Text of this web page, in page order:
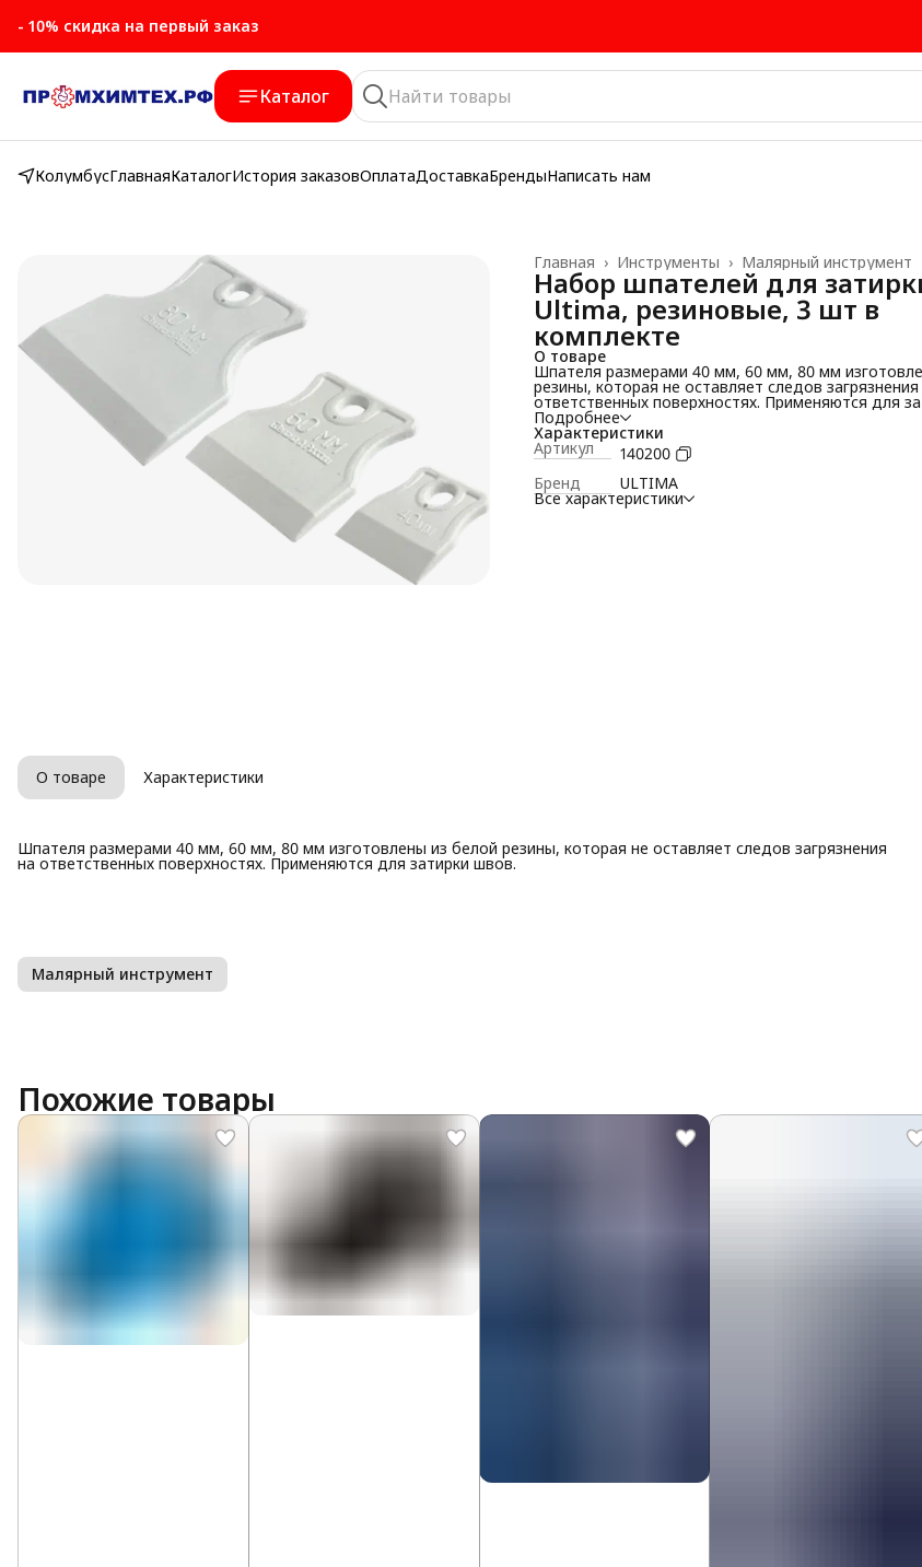
- 10% скидка на первый заказ
Каталог
КолумбусГлавнаяКаталогИстория заказовОплатаДоставкаБрендыНаписать нам
Малярный инструмент
Инструменты ›
Главная ›
Набор шпателей для
Ultima, резиновые, 3 шт в
комплекте
О товаре
Шпателя размерами 40 мм, 60 мм, 80 мм
резины, которая не оставляет следов загрязнения
ответственных поверхностях. Применяются для
Подробнее
Характеристики
Артикул
140200
Бренд
ULTIMA
Все характеристики
О товаре Характеристики
Шпателя размерами 40 мм, 60 мм, 80 мм изготовлены из белой резины, которая не оставляет следов загрязнения
на ответственных поверхностях. Применяются для затирки швов.
Малярный инструмент
Похожие товары